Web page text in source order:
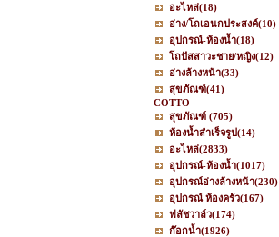
อะไหล่(18)
อ่าง/โถเอนกประสงค์(10)
อุปกรณ์-ห้องน้ำ(18)
โถปัสสาวะชาย/หญิง(12)
อ่างล้างหน้า(33)
สุขภัณฑ์(41)
COTTO
สุขภัณฑ์ (705)
ห้องน้ำสำเร็จรูป(14)
อะไหล่(2833)
อุปกรณ์-ห้องน้ำ(1017)
อุปกรณ์อ่างล้างหน้า(230)
อุปกรณ์ ห้องครัว(167)
ฟลัชวาล์ว(174)
ก๊อกน้ำ(1926)